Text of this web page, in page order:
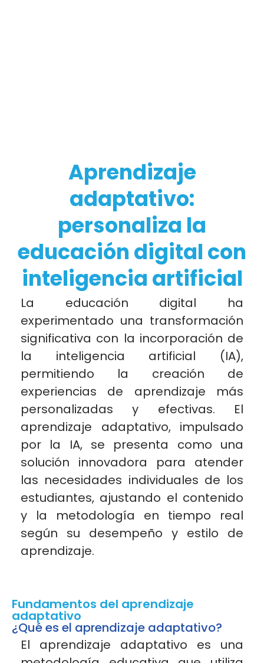
Aprendizaje
adaptativo:
personaliza la
educación digital con
inteligencia artificial
La educación digital ha
experimentado una transformación
significativa con la incorporación de
la inteligencia artificial (IA),
permitiendo la creación de
experiencias de aprendizaje más
personalizadas y efectivas. El
aprendizaje adaptativo, impulsado
por la IA, se presenta como una
solución innovadora para atender
las necesidades individuales de los
estudiantes, ajustando el contenido
y la metodología en tiempo real
según su desempeño y estilo de
aprendizaje.
Fundamentos del aprendizaje
adaptativo
¿Qué es el aprendizaje adaptativo?
El aprendizaje adaptativo es una